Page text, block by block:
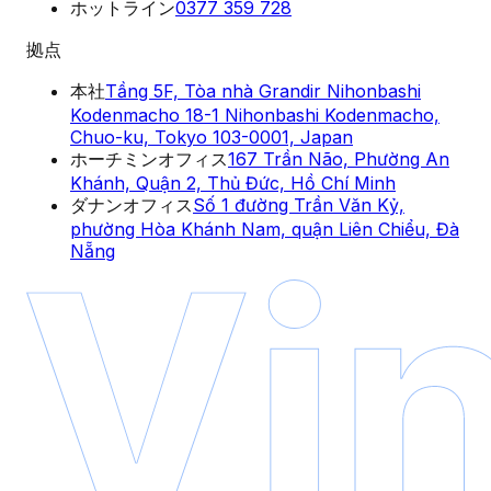
ホットライン0377 359 728
拠点
本社Tầng 5F, Tòa nhà Grandir Nihonbashi
Kodenmacho 18-1 Nihonbashi Kodenmacho,
Chuo-ku, Tokyo 103-0001, Japan
ホーチミンオフィス167 Trần Não, Phường An
Khánh, Quận 2, Thủ Đức, Hồ Chí Minh
ダナンオフィスSố 1 đường Trần Văn Kỷ,
phường Hòa Khánh Nam, quận Liên Chiểu, Đà
Nẵng